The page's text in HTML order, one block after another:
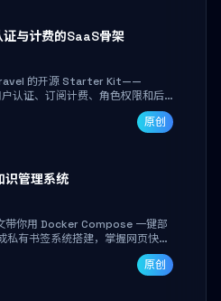
与计费的SaaS骨架
的开源 Starter Kit——
认证、订阅计费、角色权限和后
带 Stripe 测试支付对接与自定义
重复基建时间，将精力聚焦于核心
原创
识管理系统
带你用 Docker Compose 一键部
有书签系统搭建，掌握网页快照
全文搜索。适合开发者与知识工作
档，随时检索。
原创